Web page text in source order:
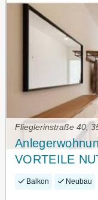
VORTEILE
Balkon Neubau